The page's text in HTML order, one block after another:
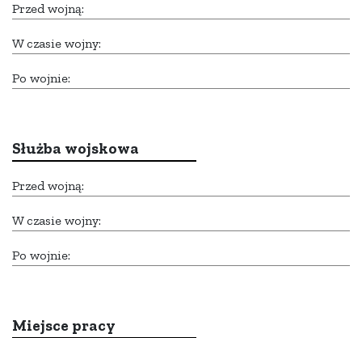
Przed wojną:
W czasie wojny:
Po wojnie:
Służba wojskowa
Przed wojną:
W czasie wojny:
Po wojnie:
Miejsce pracy